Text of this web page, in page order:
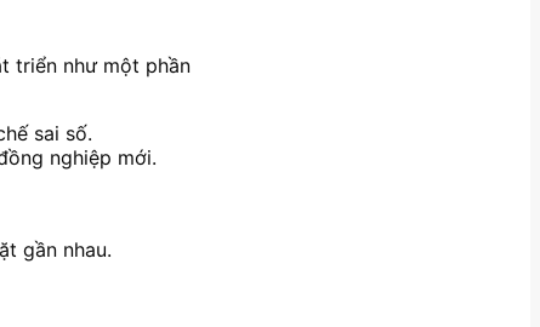
triển như một phần
sai số.
nghiệp mới.
gần nhau.